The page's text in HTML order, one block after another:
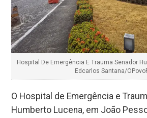
Hospital De Emergência E Trauma Senador
Edcarlos Santana/
O Hospital de Emergência e
Humberto Lucena, em João